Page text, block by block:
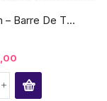
– Barre De T...